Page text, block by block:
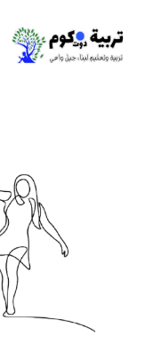
المحتوى